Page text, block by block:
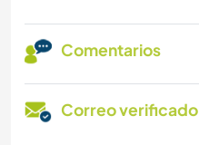
Comentarios
Correo verificado